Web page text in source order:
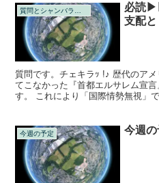
必読
支配
質問です。チェキラｯ !♪ 歴代のア
てこなかった『首都エルサレム宣
す。 これにより「国際情勢無視」
す。 アメリカはこれまでにもイス
今週の予定 今週